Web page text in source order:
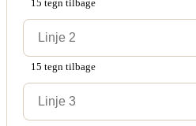
15 tegn tilbage
15 tegn tilbage